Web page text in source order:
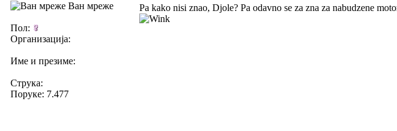
Ван мреже
Пол:
Организација:
Име и презиме:
Струка:
Поруке: 7.477
Pa kako nisi znao, Djole? Pa odavno se za zna za nabudzene